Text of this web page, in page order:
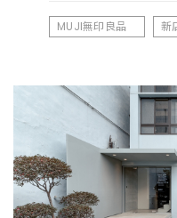
MUJI無印良品 新